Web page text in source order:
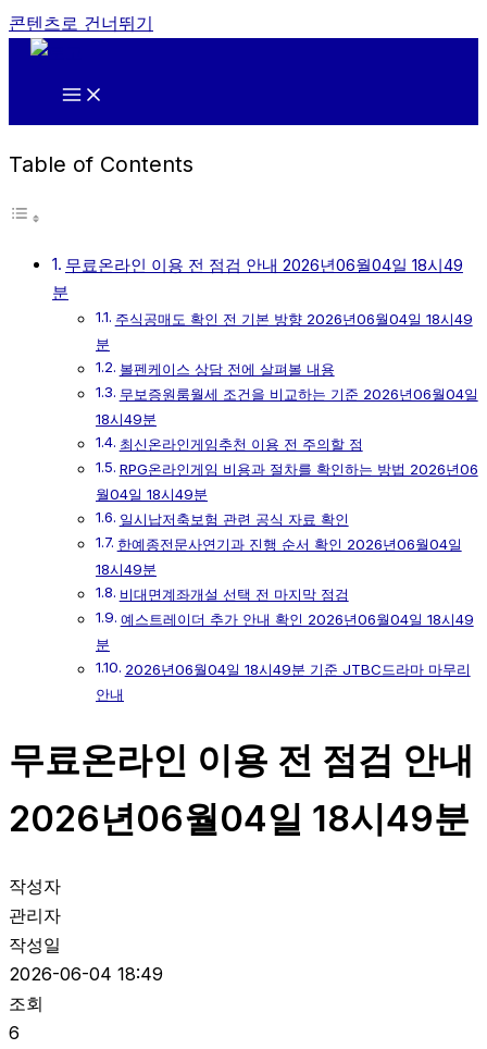
콘텐츠로 건너뛰기
Table of Contents
무료온라인 이용 전 점검 안내 2026년06월04일 18시49
분
주식공매도 확인 전 기본 방향 2026년06월04일 18시49
분
볼펜케이스 상담 전에 살펴볼 내용
무보증원룸월세 조건을 비교하는 기준 2026년06월04일
18시49분
최신온라인게임추천 이용 전 주의할 점
RPG온라인게임 비용과 절차를 확인하는 방법 2026년06
월04일 18시49분
일시납저축보험 관련 공식 자료 확인
한예종전문사연기과 진행 순서 확인 2026년06월04일
18시49분
비대면계좌개설 선택 전 마지막 점검
예스트레이더 추가 안내 확인 2026년06월04일 18시49
분
2026년06월04일 18시49분 기준 JTBC드라마 마무리
안내
무료온라인 이용 전 점검 안내
2026년06월04일 18시49분
작성자
관리자
작성일
2026-06-04 18:49
조회
6